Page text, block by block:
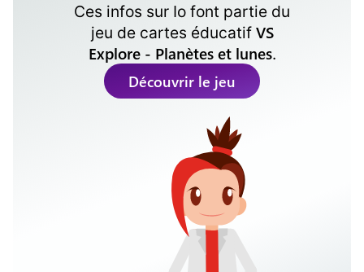
Ces infos sur Io font partie du
jeu de cartes éducatif VS
Explore - Planètes et lunes.
Découvrir le jeu